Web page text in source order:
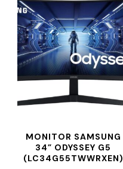
MONITOR SAMSUNG
34” ODYSSEY G5
(LC34G55TWWRXEN)